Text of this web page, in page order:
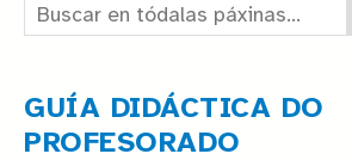
Buscar en tódalas páxinas:
GUÍA DIDÁCTICA DO
PROFESORADO